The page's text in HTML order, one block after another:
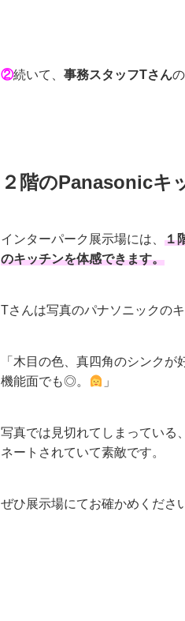
②続いて、 事務スタッフTさん
２階のPanasonicキ
インターパーク展示場には、 １
のキッチンを体感できます。
Tさんは写真のパナソニックの
「木目の色、真四角のシンク
機能面でも◎。
」
写真では見切れてしまっている、
ネートされていて素敵です。
ぜひ展示場にてお確かめくださ